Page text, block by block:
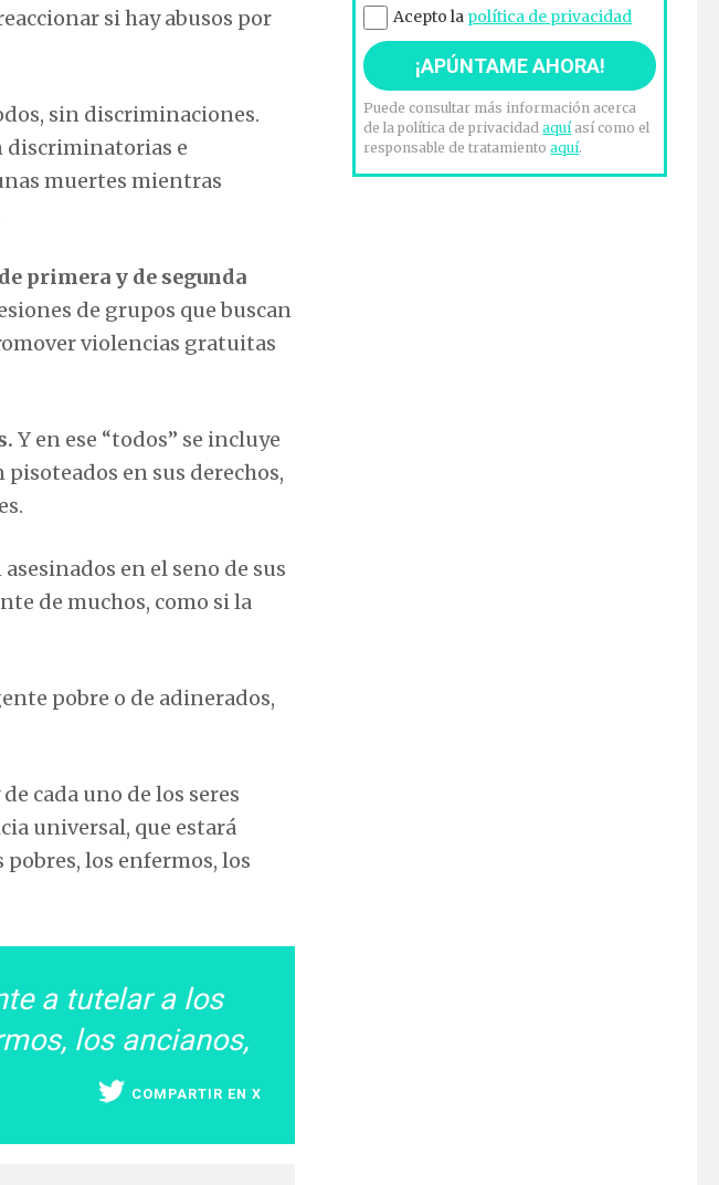
si hay abusos por
sin discriminaciones.
discriminatorias e
muertes mientras
primera y de segunda
de grupos que buscan
violencias gratuitas
Y en ese “todos” se incluye
en sus derechos,
en el seno de sus
de muchos, como si la
pobre o de adinerados,
cada uno de los seres
universal, que estará
los enfermos, los
a tutelar a los
los ancianos,
COMPARTIR EN X
Acepto la política de privacidad
Puede consultar más información acerca
de la política de privacidadaquíasí como el
responsable de tratamientoaquí.